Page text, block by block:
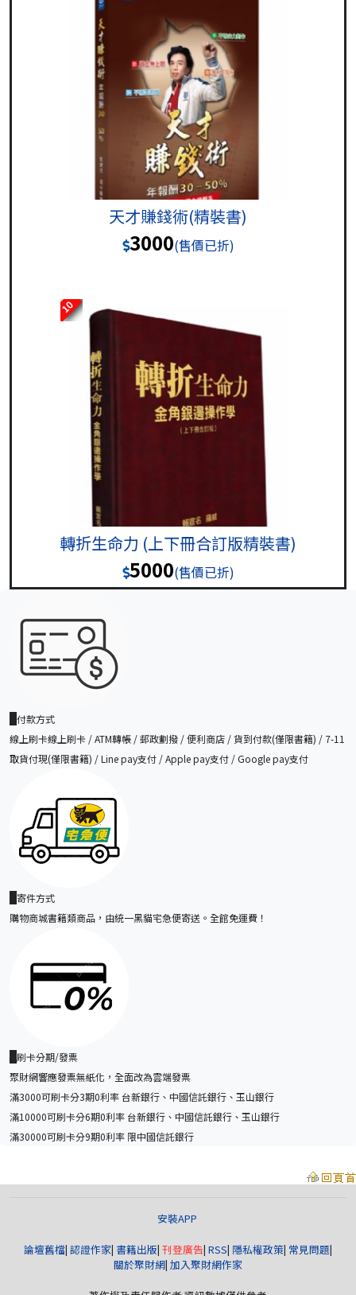
天才賺錢術(精裝書)
3000(售價已折)
10
轉折生命力 (上下冊合訂版精裝書)
5000(售價已折)
付款方式
線上刷卡線上刷卡 / ATM轉帳 / 郵政劃撥 / 便利商店 / 貨到付款(僅限書籍) / 7-11
取貨付現(僅限書籍) / Line pay支付 / Apple pay支付 / Google pay支付
寄件方式
購物商城書籍類商品，由統一黑貓宅急便寄送。全館免運費！
刷卡分期/發票
聚財網響應發票無紙化，全面改為雲端發票
滿3000可刷卡分3期0利率 台新銀行、中國信託銀行、玉山銀行
滿10000可刷卡分6期0利率 台新銀行、中國信託銀行、玉山銀行
滿30000可刷卡分9期0利率 限中國信託銀行
安裝APP
論壇舊檔| 認證作家| 書籍出版| 刊登廣告| RSS| 隱私權政策| 常見問題|
關於聚財網| 加入聚財網作家